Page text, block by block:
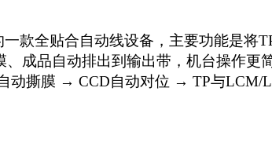
款全贴合自动线设备，主要功能是将
、成品自动排出到输出带，机台操作
撕膜 → CCD自动对位 → TP与LCM/